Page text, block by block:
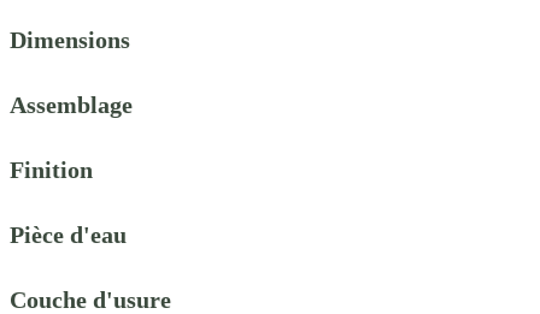
Dimensions
Assemblage
Finition
Pièce d'eau
Couche d'usure